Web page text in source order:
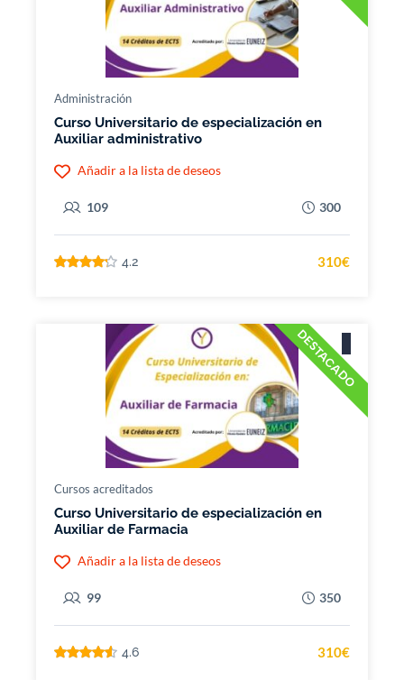
Administración
Curso Universitario de especialización en
Auxiliar administrativo
Añadir a la lista de deseos
109 300
4.2 310€
DESTACADO
Cursos acreditados
Curso Universitario de especialización en
Auxiliar de Farmacia
Añadir a la lista de deseos
99 350
4.6 310€